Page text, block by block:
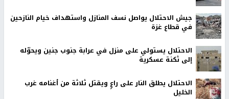
جيش الاحتلال يواصل نسف المنازل واستهداف خيام النازحين
في قطاع غزة
الاحتلال يستولي على منزل في عرابة جنوب جنين ويحوّله
إلى ثكنة عسكرية
الاحتلال يطلق النار على راعٍ ويقتل ثلاثة من أغنامه غرب
الخليل